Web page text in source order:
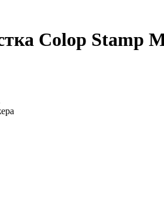
Colop Stamp